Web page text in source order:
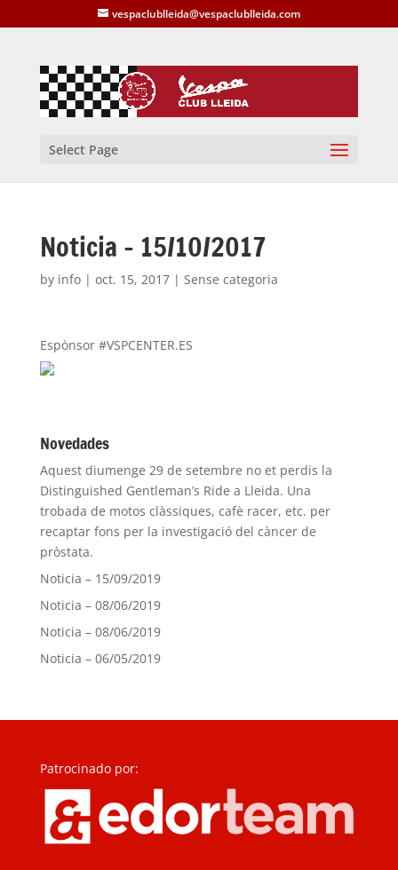
vespaclublleida@vespaclublleida.com
Select Page
Noticia – 15/10/2017
by info| oct. 15, 2017| Sense categoria
Espònsor #VSPCENTER.ES
Novedades
Aquest diumenge 29 de setembre no et perdis la
Distinguished Gentleman’s Ride a Lleida. Una
trobada de motos clàssiques, cafè racer, etc. per
recaptar fons per la investigació del càncer de
pròstata.
Noticia – 15/09/2019
Noticia – 08/06/2019
Noticia – 08/06/2019
Noticia – 06/05/2019
Patrocinado por: